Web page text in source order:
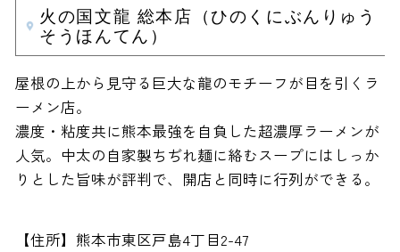
火の国文龍 総本店（ひのくにぶんりゅう
そうほんてん）
屋根の上から見守る巨大な龍のモチーフが目を引くラ
ーメン店。
濃度・粘度共に熊本最強を自負した超濃厚ラーメンが
人気。中太の自家製ちぢれ麺に絡むスープにはしっか
りとした旨味が評判で、開店と同時に行列ができる。
【住所】熊本市東区戸島4丁目2-47